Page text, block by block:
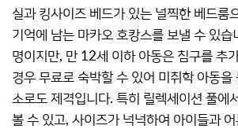
실과 킹사이즈 베드가 있는 널찍한 베드룸
기억에 남는 마카오 호캉스를 보낼 수 있습
명이지만, 만 12세 이하 아동은 침구를 추
경우 무료로 숙박할 수 있어 미취학 아동을
소로도 제격입니다. 특히 릴렉세이션 풀에
볼 수 있고, 사이즈가 넉넉하여 아이들과 어